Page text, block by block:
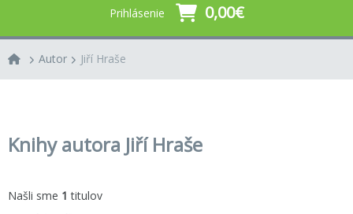
Prihlásenie 0,00€
Autor Jiří Hraše
Knihy autora Jiří Hraše
Našli sme 1 titulov